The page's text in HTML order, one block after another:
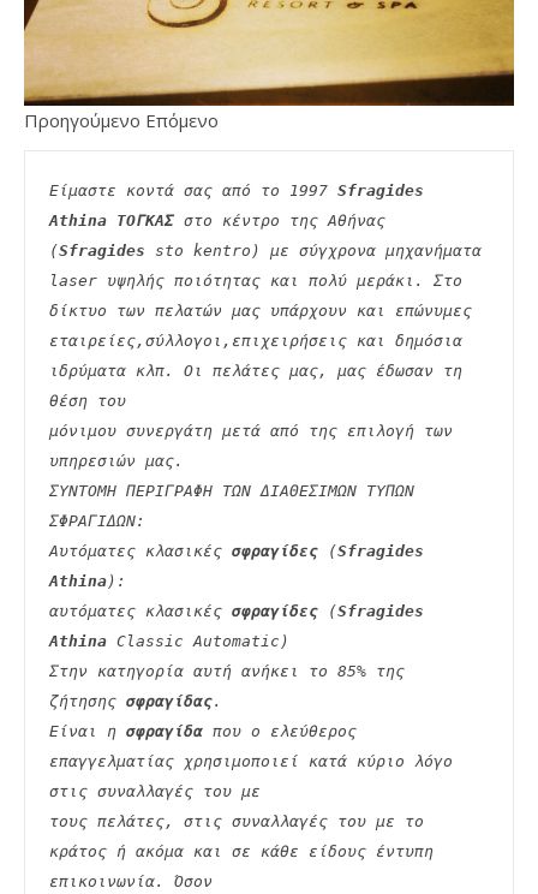
Προηγούμενο Επόμενο
Είμαστε κοντά σας από το 1997 Sfragides
Athina ΤΟΓΚΑΣ στο κέντρο της Αθήνας
(Sfragides sto kentro) με σύγχρονα μηχανήματα
laser υψηλής ποιότητας και πολύ μεράκι. Στο
δίκτυο των πελατών μας υπάρχουν και επώνυμες
εταιρείες,σύλλογοι,επιχειρήσεις και δημόσια
ιδρύματα κλπ. Οι πελάτες μας, μας έδωσαν τη
θέση του
μόνιμου συνεργάτη μετά από της επιλογή των
υπηρεσιών μας.
ΣΥΝΤΟΜΗ ΠΕΡΙΓΡΑΦΗ ΤΩΝ ΔΙΑΘΕΣΙΜΩΝ ΤΥΠΩΝ
ΣΦΡΑΓΙΔΩΝ:
Αυτόματες κλασικές σφραγίδες (Sfragides
Athina):
αυτόματες κλασικές σφραγίδες (Sfragides
Athina Classic Automatic)
Στην κατηγορία αυτή ανήκει το 85% της
ζήτησης σφραγίδας.
Είναι η σφραγίδα που ο ελεύθερος
επαγγελματίας χρησιμοποιεί κατά κύριο λόγο
στις συναλλαγές του με
τους πελάτες, στις συναλλαγές του με το
κράτος ή ακόμα και σε κάθε είδους έντυπη
επικοινωνία. Όσον